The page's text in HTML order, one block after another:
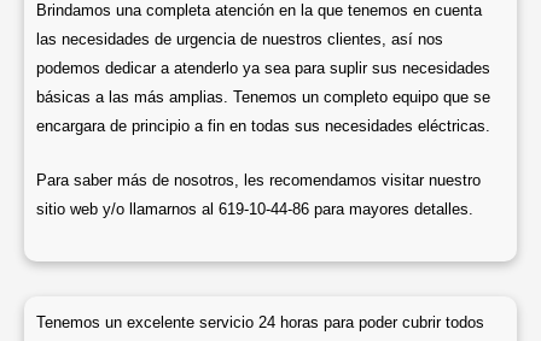
Brindamos una completa atención en la que tenemos en cuenta
las necesidades de urgencia de nuestros clientes, así nos
podemos dedicar a atenderlo ya sea para suplir sus necesidades
básicas a las más amplias. Tenemos un completo equipo que se
encargara de principio a fin en todas sus necesidades eléctricas.
Para saber más de nosotros, les recomendamos visitar nuestro
sitio web y/o llamarnos al 619-10-44-86 para mayores detalles.
Tenemos un excelente servicio 24 horas para poder cubrir todos